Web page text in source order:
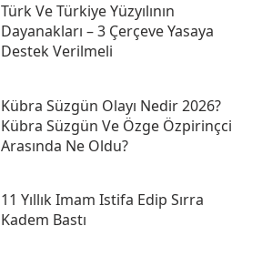
Türk Ve Türkiye Yüzyılının
Dayanakları – 3 Çerçeve Yasaya
Destek Verilmeli
Kübra Süzgün Olayı Nedir 2026?
Kübra Süzgün Ve Özge Özpirinçci
Arasında Ne Oldu?
11 Yıllık Imam Istifa Edip Sırra
Kadem Bastı